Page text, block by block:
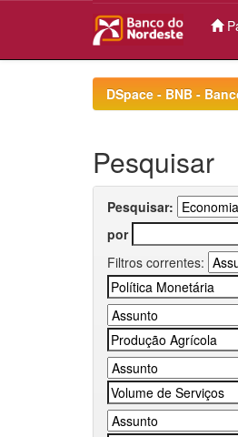
DSpace - BNB -
Pesquisar
Pesquisar:
por
Filtros correntes: